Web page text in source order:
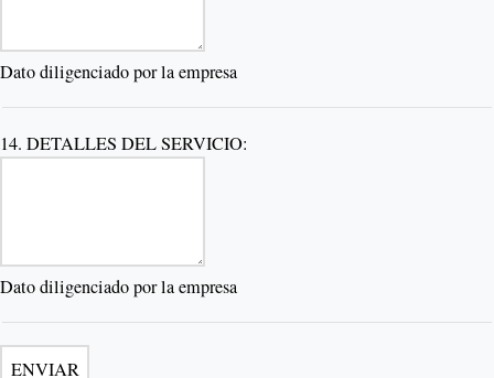
Dato diligenciado por la empresa
14. DETALLES DEL SERVICIO:
Dato diligenciado por la empresa